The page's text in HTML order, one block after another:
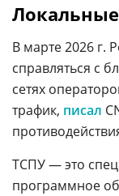
В марте 2026 г.
справляться с
сетях
трафик, писал
ТСПУ — это
программное